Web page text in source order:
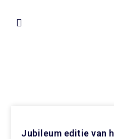
Jubileum editie van